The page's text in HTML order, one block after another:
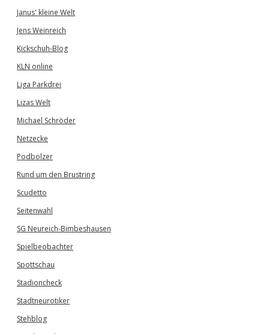
Janus' kleine Welt
Jens Weinreich
Kickschuh-Blog
KLN online
Liga Parkdrei
Lizas Welt
Michael Schröder
Netzecke
Podbolzer
Rund um den Brustring
Scudetto
Seitenwahl
SG Neureich-Bimbeshausen
Spielbeobachter
Spottschau
Stadioncheck
Stadtneurotiker
Stehblog